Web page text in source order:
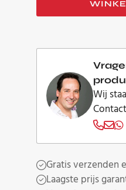
filter
aantal
Wij
Gratis verzenden
Laagste prijs